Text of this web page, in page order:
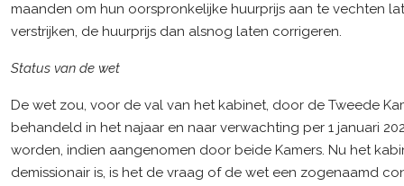
maanden om hun oorspronkelijke huurprijs aan te vechten
verstrijken, de huurprijs dan alsnog laten corrigeren.
Status van de wet
De wet zou, voor de val van het kabinet, door de Tweede
behandeld in het najaar en naar verwachting per 1 januari
worden, indien aangenomen door beide Kamers. Nu het
demissionair is, is het de vraag of de wet een zogenaamd